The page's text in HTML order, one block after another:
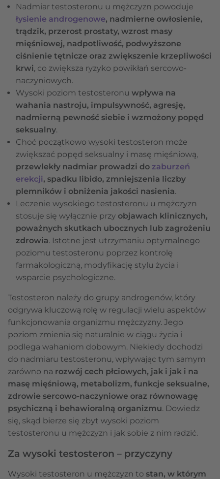
Nadmiar testosteronu u mężczyzn powoduje
łysienie androgenowe, nadmierne owłosienie,
trądzik, przerost prostaty, wzrost masy
mięśniowej, nadpotliwość, podwyższone
ciśnienie tętnicze oraz zwiększenie krzepliwości
krwi, co zwiększa ryzyko powikłań sercowo-
naczyniowych.
Wysoki poziom testosteronu wpływa na
wahania nastroju, impulsywność, agresję,
nadmierną pewność siebie i wzmożony popęd
seksualny.
Choć początkowo wysoki testosteron może
zwiększać popęd seksualny i masę mięśniową,
przewlekły nadmiar prowadzi do zaburzeń
erekcji, spadku libido, zmniejszenia liczby
plemników i obniżenia jakości nasienia.
Leczenie wysokiego testosteronu u mężczyzn
stosuje się wyłącznie przy objawach klinicznych,
poważnych skutkach ubocznych lub zagrożeniu
zdrowia. Istotne jest utrzymaniu optymalnego
poziomu testosteronu poprzez kontrolę
farmakologiczną, modyfikację stylu życia i
wsparcie psychologiczne.
Testosteron należy do grupy androgenów, który
odgrywa kluczową rolę w regulacji wielu aspektów
funkcjonowania organizmu mężczyzny. Jego
poziom zmienia się naturalnie w ciągu życia i
podlega wahaniom dobowym. Niekiedy dochodzi
do nadmiaru testosteronu, wpływając tym samym
zarówno na rozwój cech płciowych, jak i jak i na
masę mięśniową, metabolizm, funkcje seksualne,
zdrowie sercowo-naczyniowe oraz równowagę
psychiczną i behawioralną organizmu. Dowiedz
się, skąd bierze się zbyt wysoki poziom
testosteronu u mężczyzn i jak sobie z nim radzić.
Za wysoki testosteron – przyczyny
Wysoki testosteron u mężczyzn to stan, w którym